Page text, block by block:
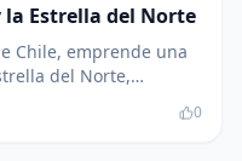
Estrella del Norte
Chile, emprende una
del Norte,
encuentra en su
a conocer la estrella,
0